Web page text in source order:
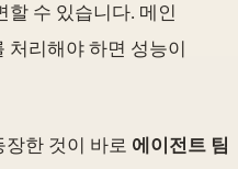
할 수 있습니다. 메인
처리해야 하면 성능이
한 것이 바로 에이전트 팀